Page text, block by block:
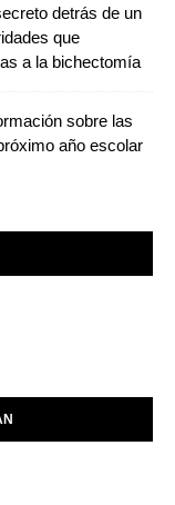
detrás de un
que
a la bichectomía
sobre las
año escolar